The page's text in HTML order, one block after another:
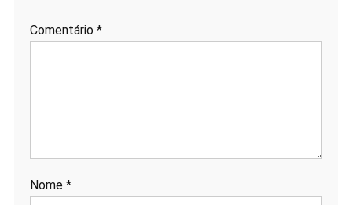
Comentário *
Nome *